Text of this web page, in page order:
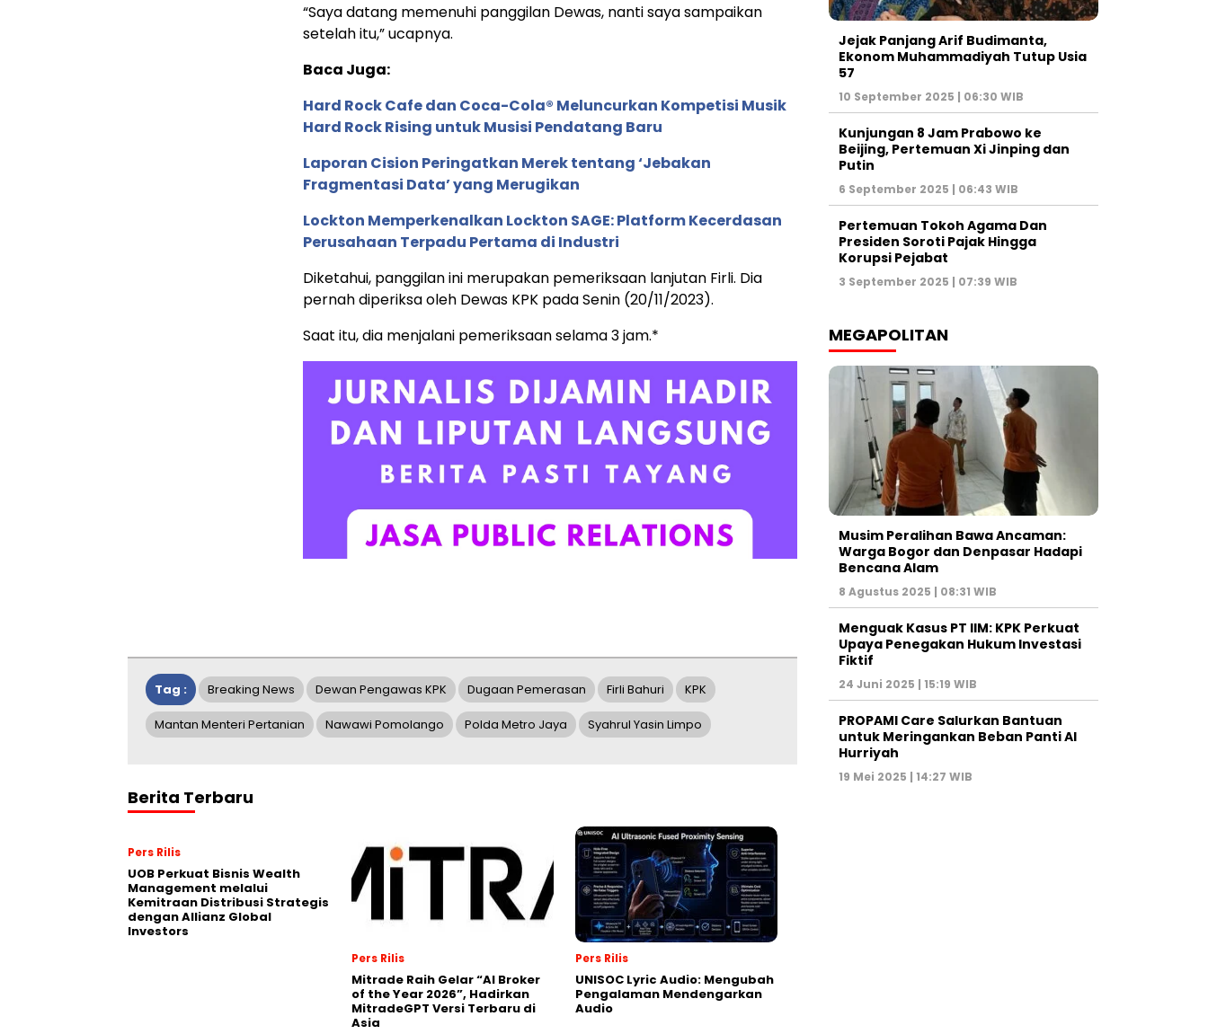
“Saya datang memenuhi panggilan Dewas, nanti saya sampaikan
setelah itu,” ucapnya.
Baca Juga:
Hard Rock Cafe dan Coca-Cola® Meluncurkan Kompetisi Musik
Hard Rock Rising untuk Musisi Pendatang Baru
Laporan Cision Peringatkan Merek tentang ‘Jebakan
Fragmentasi Data’ yang Merugikan
Lockton Memperkenalkan Lockton SAGE: Platform Kecerdasan
Perusahaan Terpadu Pertama di Industri
Diketahui, panggilan ini merupakan pemeriksaan lanjutan Firli. Dia
pernah diperiksa oleh Dewas KPK pada Senin (20/11/2023).
Saat itu, dia menjalani pemeriksaan selama 3 jam.*
Tag : Breaking News Dewan Pengawas KPK Dugaan Pemerasan Firli Bahuri KPK
Mantan Menteri Pertanian Nawawi Pomolango Polda Metro Jaya Syahrul Yasin Limpo
Berita Terbaru
Pers Rilis
UOB Perkuat Bisnis Wealth
Management melalui
Kemitraan Distribusi Strategis
dengan Allianz Global
Investors
Pers Rilis
Mitrade Raih Gelar “AI Broker
of the Year 2026”, Hadirkan
MitradeGPT Versi Terbaru di
Asia
Pers Rilis
UNISOC Lyric Audio: Mengubah
Pengalaman Mendengarkan
Audio
Jejak Panjang Arif Budimanta,
Ekonom Muhammadiyah Tutup Usia
57
10 September 2025 | 06:30 WIB
Kunjungan 8 Jam Prabowo ke
Beijing, Pertemuan Xi Jinping dan
Putin
6 September 2025 | 06:43 WIB
Pertemuan Tokoh Agama Dan
Presiden Soroti Pajak Hingga
Korupsi Pejabat
3 September 2025 | 07:39 WIB
MEGAPOLITAN
Musim Peralihan Bawa Ancaman:
Warga Bogor dan Denpasar Hadapi
Bencana Alam
8 Agustus 2025 | 08:31 WIB
Menguak Kasus PT IIM: KPK Perkuat
Upaya Penegakan Hukum Investasi
Fiktif
24 Juni 2025 | 15:19 WIB
PROPAMI Care Salurkan Bantuan
untuk Meringankan Beban Panti Al
Hurriyah
19 Mei 2025 | 14:27 WIB